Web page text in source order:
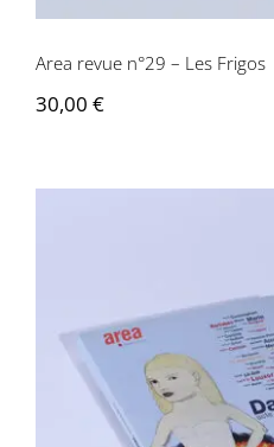
Area revue n°29 – Les Frigos
30,00 €
Area revue n° 28 –
de